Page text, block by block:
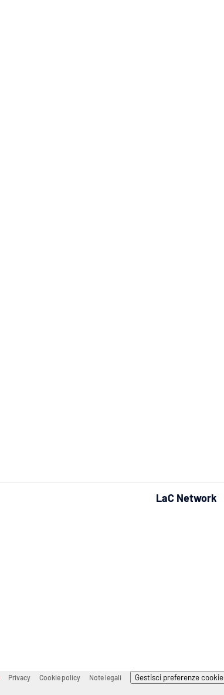
LaC Network
Privacy Cookie policy Note legali Gestisci preferenze cookie